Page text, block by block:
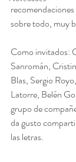
sobre todo, muy
Como invitados:
Sanromán,
Blas, Sergio
Latorre, Belén
grupo de
da gusto
las letras.